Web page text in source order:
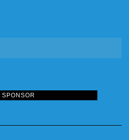
SPONSOR